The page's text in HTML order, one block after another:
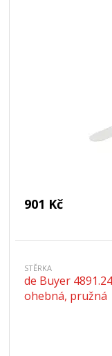
901 Kč
STĚRKA
de Buyer
ohebná, pružná